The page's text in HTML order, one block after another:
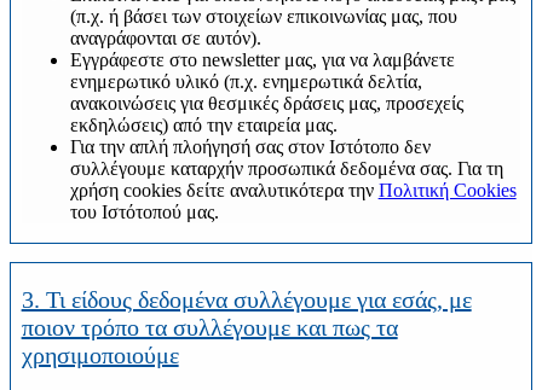
(π.χ. ή βάσει των στοιχείων επικοινωνίας μας, που
αναγράφονται σε αυτόν).
Εγγράφεστε στο newsletter μας, για να λαμβάνετε
ενημερωτικό υλικό (π.χ. ενημερωτικά δελτία,
ανακοινώσεις για θεσμικές δράσεις μας, προσεχείς
εκδηλώσεις) από την εταιρεία μας.
Για την απλή πλοήγησή σας στον Ιστότοπο δεν
συλλέγουμε καταρχήν προσωπικά δεδομένα σας. Για τη
χρήση cookies δείτε αναλυτικότερα την Πολιτική Cookies
του Ιστότοπού μας.
3. Τι είδους δεδομένα συλλέγουμε για εσάς, με
ποιον τρόπο τα συλλέγουμε και πως τα
χρησιμοποιούμε